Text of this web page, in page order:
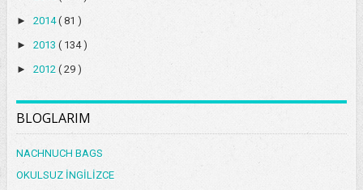
► 2014( 81 )
► 2013 ( 134 )
► 2012 ( 29 )
BLOGLARIM
NACHNUCH BAGS
OKULSUZ İNGİLİZCE